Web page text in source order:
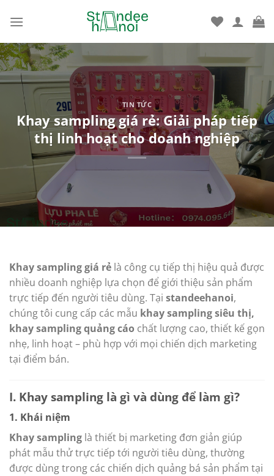
qua
dung
TIN TỨC
Khay sampling giá rẻ: Giải pháp tiếp
thị linh hoạt cho doanh nghiệp
Khay sampling giá rẻ là công cụ tiếp thị hiệu quả được
nhiều doanh nghiệp lựa chọn để giới thiệu sản phẩm
trực tiếp đến người tiêu dùng. Tại standeehanoi,
chúng tôi cung cấp các mẫu khay sampling siêu thị,
khay sampling quảng cáo chất lượng cao, thiết kế gọn
nhẹ, linh hoạt – phù hợp với mọi chiến dịch marketing
tại điểm bán.
I. Khay sampling là gì và dùng để làm gì?
1. Khái niệm
Khay sampling là thiết bị marketing đơn giản giúp
phát mẫu thử trực tiếp tới người tiêu dùng, thường
được dùng trong các chiến dịch quảng bá sản phẩm tại